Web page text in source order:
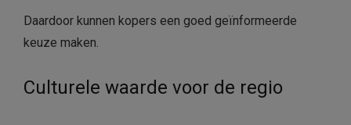
Daardoor kunnen kopers een goed geïnformeerde
keuze maken.
Culturele waarde voor de regio